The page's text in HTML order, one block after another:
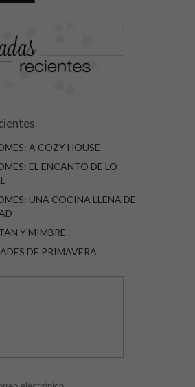
A COZY HOUSE
EL ENCANTO DE LO
UNA COCINA LLENA DE
Y MIMBRE
DE PRIMAVERA